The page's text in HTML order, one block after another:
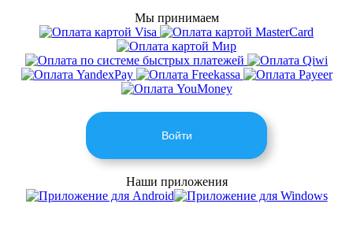
Мы принимаем
Войти
Наши приложения